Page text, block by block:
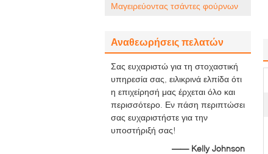
Μαγειρεύοντας τσάντες φούρνων
Αναθεωρήσεις πελατών
Σας ευχαριστώ για τη στοχαστική
υπηρεσία σας, ειλικρινά ελπίδα ότι
η επιχείρησή μας έρχεται όλο και
περισσότερο. Εν πάση περιπτώσει
σας ευχαριστήστε για την
υποστήριξή σας!
—— Kelly Johnson